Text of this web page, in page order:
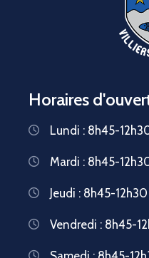
Horaires
Lundi : 8h45-
Mardi : 8h45-
Jeudi : 8h45-12h30
Vendredi : 8h45-